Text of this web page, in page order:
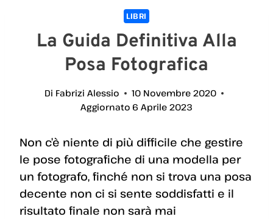
LIBRI
La Guida Definitiva Alla
Posa Fotografica
Di Fabrizi Alessio
10 Novembre 2020
Aggiornato 6 Aprile 2023
Non c’è niente di più difficile che gestire
le pose fotografiche di una modella per
un fotografo, finché non si trova una posa
decente non ci si sente soddisfatti e il
risultato finale non sarà mai